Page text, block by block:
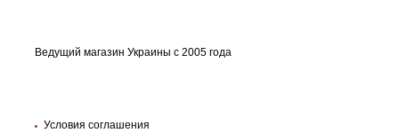
Ведущий магазин Украины с 2005 года
Условия соглашения